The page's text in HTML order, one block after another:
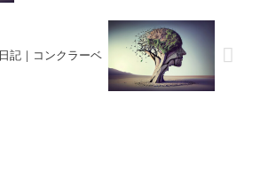
日記｜コンクラーベ